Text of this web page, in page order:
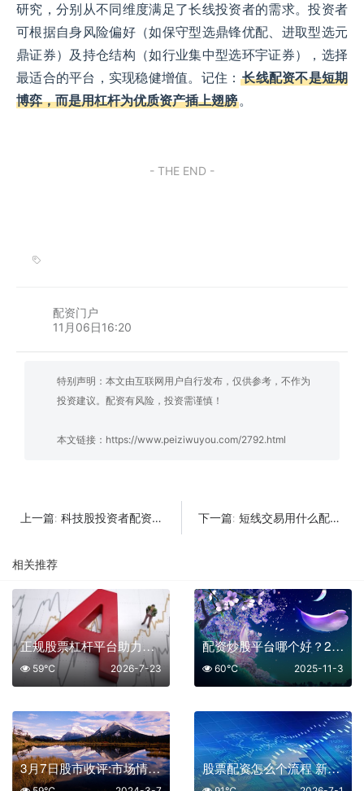
研究，分别从不同维度满足了长线投资者的需求。投资者
可根据自身风险偏好（如保守型选鼎锋优配、进取型选元
鼎证券）及持仓结构（如行业集中型选环宇证券），选择
最适合的平台，实现稳健增值。记住：长线配资不是短期
博弈，而是用杠杆为优质资产插上翅膀。
- THE END -
配资门户
11月06日16:20
特别声明：本文由互联网用户自行发布，仅供参考，不作为
投资建议。配资有风险，投资需谨慎！
本文链接： https://www.peiziwuyou.com/2792.html
上一篇: 科技股投资者配资平台排名 下一篇: 短线交易用什么配资平台好：不存在的 “优质选项” 与真实陷阱
相关推荐
正规股票杠杆平台助力稳健投资盈利
2026-7-23
59℃
配资炒股平台哪个好？2025年综合评测与选择指南
2025-11-3
60℃
3月7日股市收评:市场情绪快速回落 股票配资怎么个流程 新手必看操作指南